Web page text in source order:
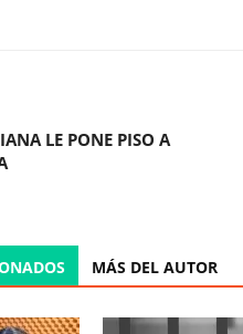
LE PONE PISO A
MÁS DEL AUTOR